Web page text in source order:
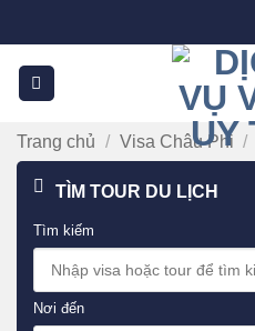
qua
nội
dung
Trang chủ / Visa Châu Phi /
TÌM TOUR DU LỊCH
Tìm kiếm
Nơi đến